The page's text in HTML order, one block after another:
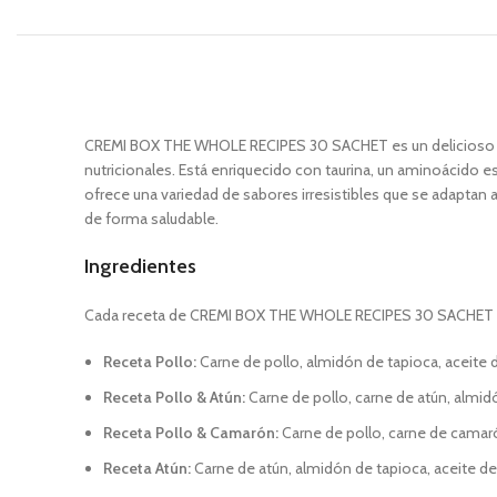
CREMI BOX THE WHOLE RECIPES 30 SACHET es un
nutricionales. Está enriquecido con taurina, un aminoácido
ofrece una variedad de sabores irresistibles que se
de forma saludable.
Ingredientes
Cada receta de CREMI BOX THE WHOLE RECIPES 30
Receta Pollo:Carne de pollo, almidón de tapioca, aceite
Receta Pollo & Atún:Carne de pollo, carne de atún,
Receta Pollo & Camarón:Carne de pollo, carne de
Receta Atún:Carne de atún, almidón de tapioca, aceite